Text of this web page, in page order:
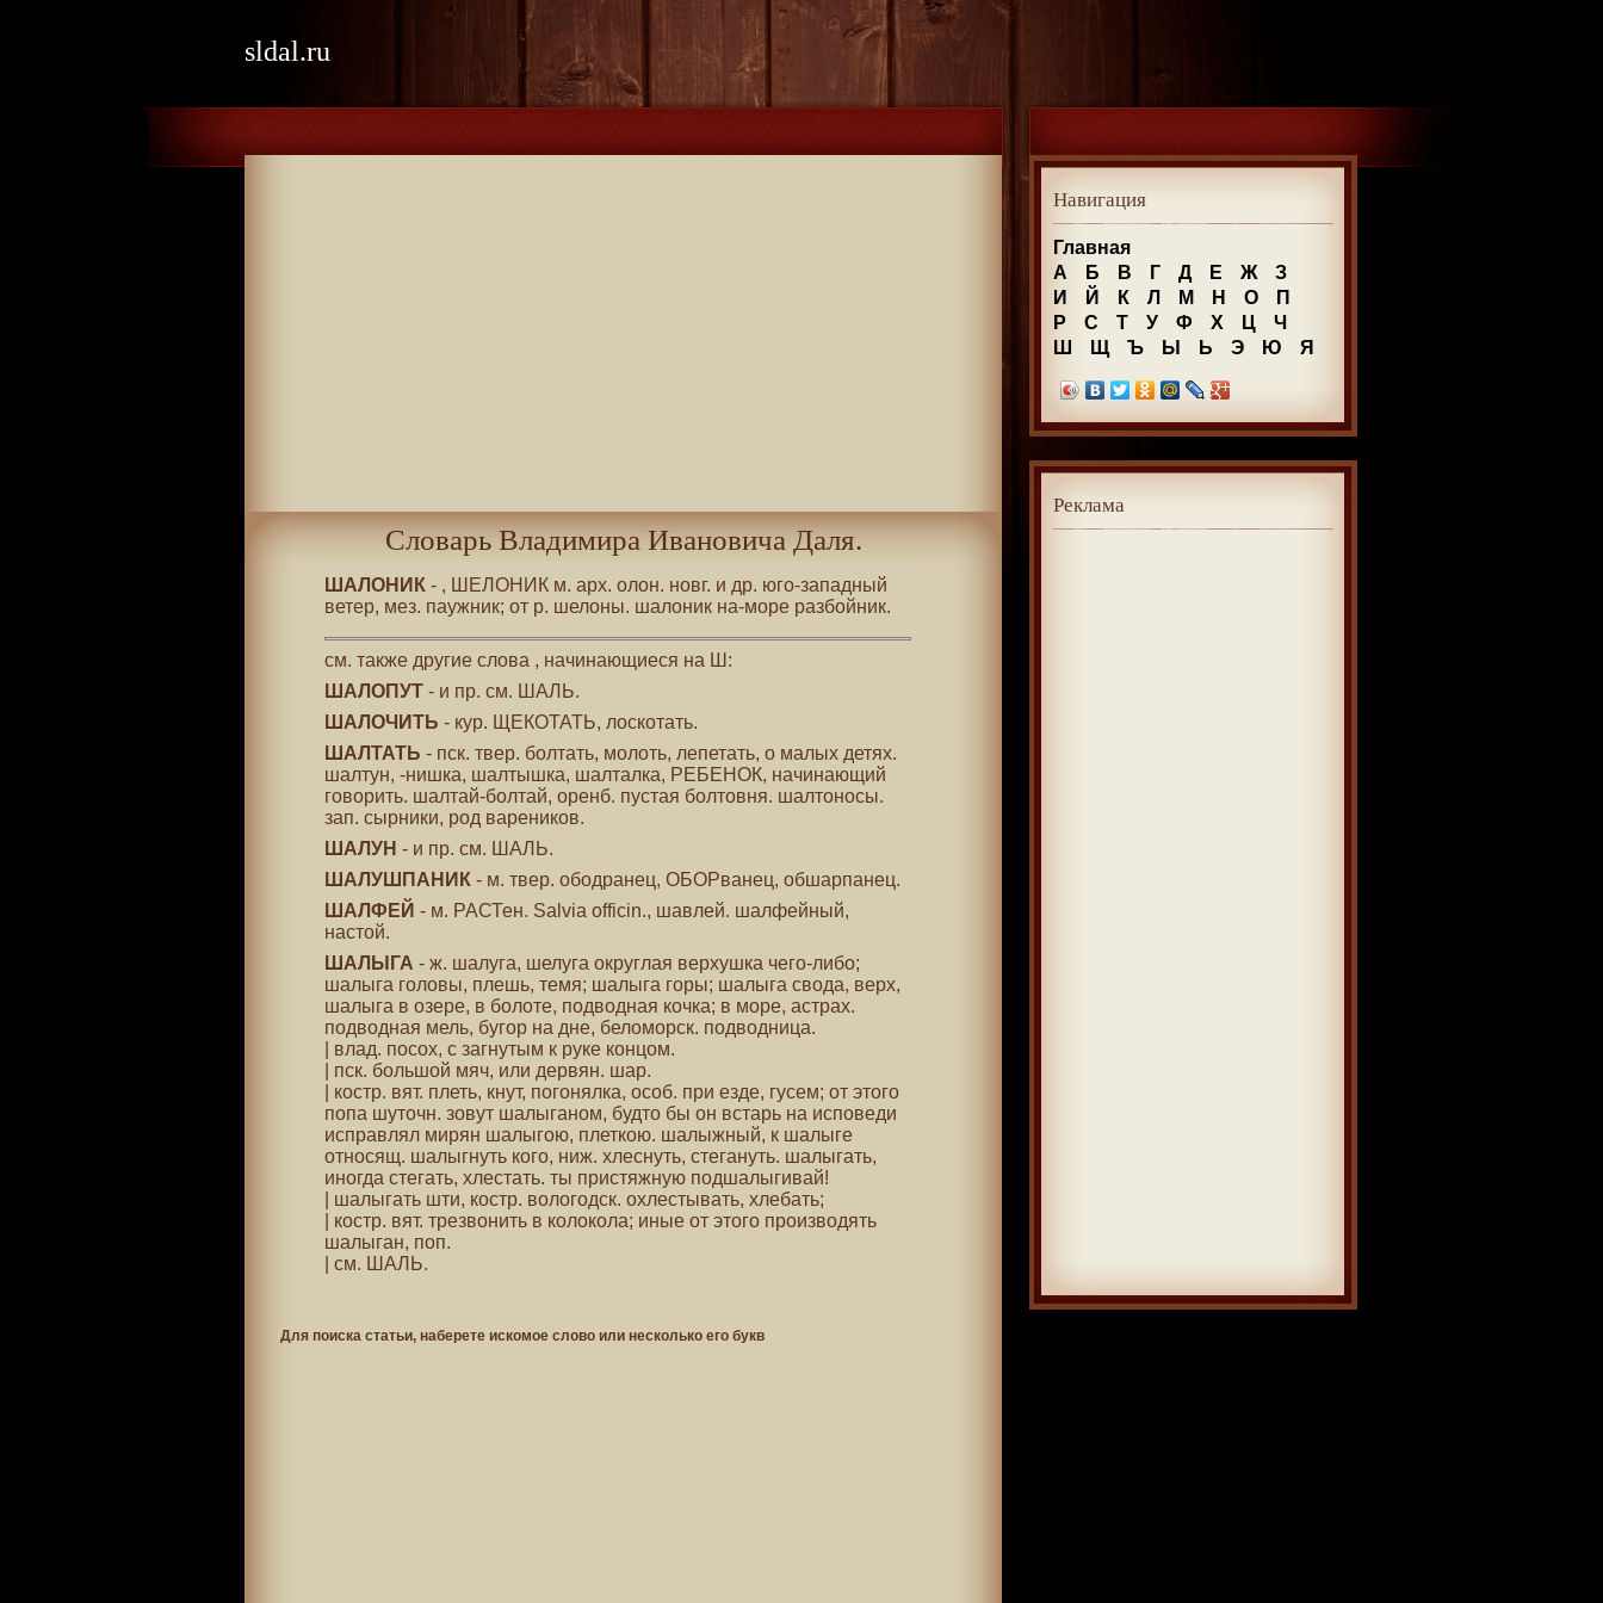
sldal.ru
Словарь Владимира Ивановича Даля.
ШАЛОНИК - , ШЕЛОНИК м. арх. олон. новг. и др. юго-западный
ветер, мез. паужник; от р. шелоны. шалоник на-море разбойник.
см. также другие слова , начинающиеся на Ш:
ШАЛОПУТ- и пр. см. ШАЛЬ.
ШАЛОЧИТЬ - кур. ЩЕКОТАТЬ, лоскотать.
ШАЛТАТЬ - пск. твер. болтать, молоть, лепетать, о малых детях.
шалтун, -нишка, шалтышка, шалталка, РЕБЕНОК, начинающий
говорить. шалтай-болтай, оренб. пустая болтовня. шалтоносы.
зап. сырники, род вареников.
ШАЛУН - и пр. см. ШАЛЬ.
ШАЛУШПАНИК - м. твер. ободранец, ОБОРванец, обшарпанец.
ШАЛФЕЙ - м. РАСТен. Salvia officin., шавлей. шалфейный,
настой.
ШАЛЫГА - ж. шалуга, шелуга округлая верхушка чего-либо;
шалыга головы, плешь, темя; шалыга горы; шалыга свода, верх,
шалыга в озере, в болоте, подводная кочка; в море, астрах.
подводная мель, бугор на дне, беломорск. подводница.
| влад. посох, с загнутым к руке концом.
| пск. большой мяч, или дервян. шар.
| костр. вят. плеть, кнут, погонялка, особ. при езде, гусем; от этого
попа шуточн. зовут шалыганом, будто бы он встарь на исповеди
исправлял мирян шалыгою, плеткою. шалыжный, к шалыге
относящ. шалыгнуть кого, ниж. хлеснуть, стегануть. шалыгать,
иногда стегать, хлестать. ты пристяжную подшалыгивай!
| шалыгать шти, костр. вологодск. охлестывать, хлебать;
| костр. вят. трезвонить в колокола; иные от этого производять
шалыган, поп.
| см. ШАЛЬ.
Для поиска статьи, наберете искомое слово или несколько его букв
Навигация
Главная
А
Б В Г Д Е Ж
З
И
Й К Л М Н О
П
Р
С Т У Ф Х Ц
Ч
Ш
Щ Ъ Ы Ь Э Ю Я
Реклама